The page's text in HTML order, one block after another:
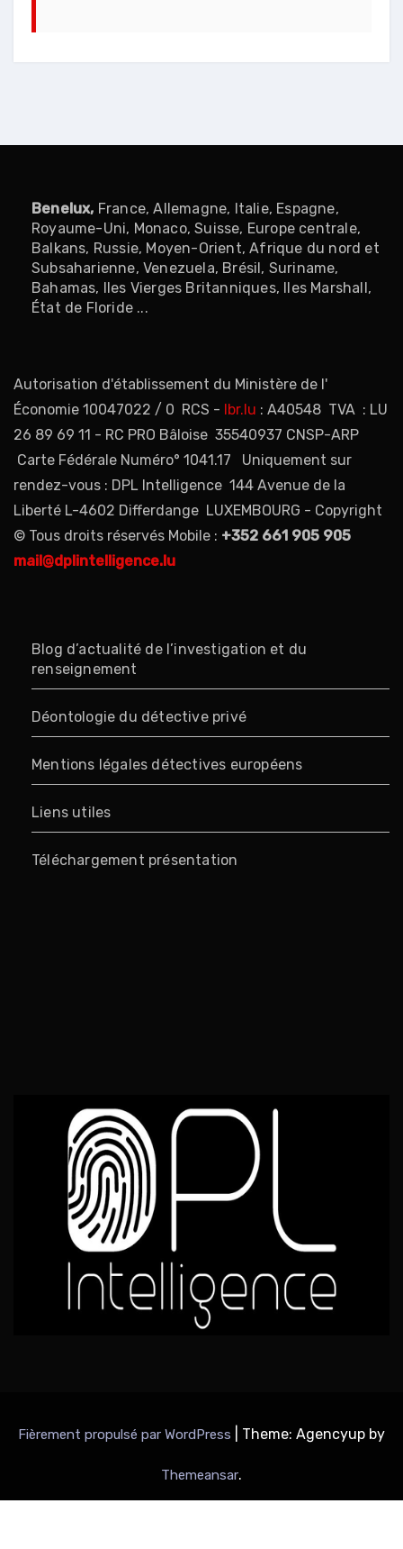
Benelux, France, Allemagne, Italie, Espagne,
Royaume-Uni, Monaco, Suisse, Europe centrale,
Balkans, Russie, Moyen-Orient, Afrique du nord et
Subsaharienne, Venezuela, Brésil, Suriname,
Bahamas, Iles Vierges Britanniques, Iles Marshall,
État de Floride ...
Autorisation d'établissement du Ministère de l'
Économie 10047022 / 0 RCS - lbr.lu : A40548 TVA : LU
26 89 69 11 - RC PRO Bâloise 35540937 CNSP-ARP
Carte Fédérale Numéro° 1041.17 Uniquement sur
rendez-vous : DPL Intelligence 144 Avenue de la
Liberté L-4602 Differdange LUXEMBOURG - Copyright
© Tous droits réservés Mobile : +352 661 905 905
mail@dplintelligence.lu
Blog d’actualité de l’investigation et du
renseignement
Déontologie du détective privé
Mentions légales détectives européens
Liens utiles
Téléchargement présentation
Fièrement propulsé par WordPress Theme: Agencyup by
Themeansar.